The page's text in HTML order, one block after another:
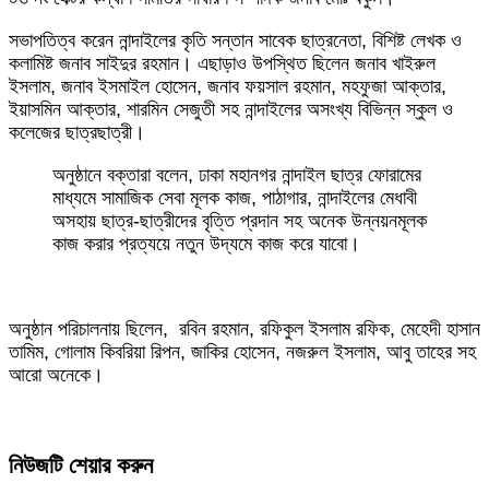
সভাপতিত্ব করেন নান্দাইলের কৃতি সন্তান সাবেক ছাত্রনেতা, বিশিষ্ট লেখক ও
কলামিষ্ট জনাব সাইদুর রহমান। এছাড়াও উপস্থিত ছিলেন জনাব খাইরুল
ইসলাম, জনাব ইসমাইল হোসেন, জনাব ফয়সাল রহমান, মহফুজা আক্তার,
ইয়াসমিন আক্তার, শারমিন সেজুতী সহ নান্দাইলের অসংখ্য বিভিন্ন স্কুল ও
কলেজের ছাত্রছাত্রী।
অনুষ্ঠানে বক্তারা বলেন, ঢাকা মহানগর নান্দাইল ছাত্র ফোরামের
মাধ্যমে সামাজিক সেবা মূলক কাজ, পাঠাগার, নান্দাইলের মেধাবী
অসহায় ছাত্র-ছাত্রীদের বৃত্তি প্রদান সহ অনেক উন্নয়নমূলক
কাজ করার প্রত্যয়ে নতুন উদ্যমে কাজ করে যাবো।
অনুষ্ঠান পরিচালনায় ছিলেন, রবিন রহমান, রফিকুল ইসলাম রফিক, মেহেদী হাসান
তামিম, গোলাম কিবরিয়া রিপন, জাকির হোসেন, নজরুল ইসলাম, আবু তাহের সহ
আরো অনেকে।
নিউজটি শেয়ার করুন